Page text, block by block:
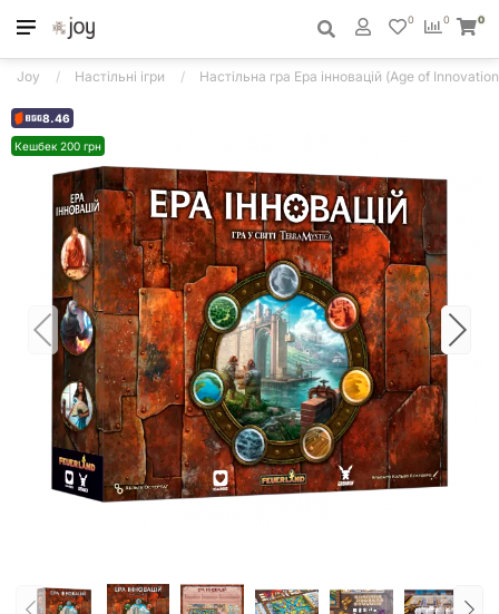
0
0 0
Joy Настільні ігри Настільна гра Ера інновацій (Age of
8.46
Кешбек 200 грн